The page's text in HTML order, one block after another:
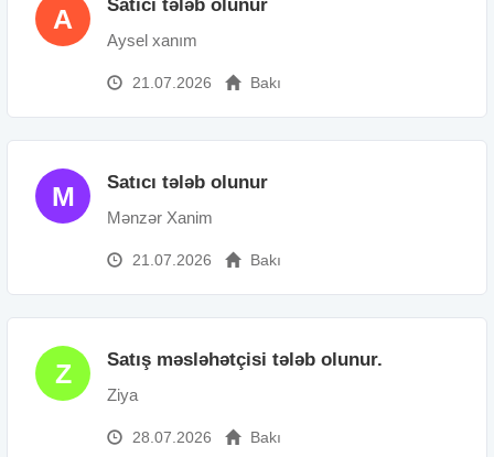
A Satıcı tələb olunur
Aysel xanım
21.07.2026 Bakı
M Satıcı tələb olunur
Mənzər Xanim
21.07.2026 Bakı
Z Satış məsləhətçisi tələb olunur.
Ziya
28.07.2026 Bakı